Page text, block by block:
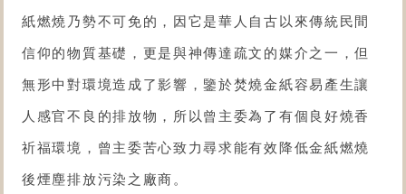
紙燃燒乃勢不可免的，因它是華人自古以來傳統民間
信仰的物質基礎，更是與神傳達疏文的媒介之一，但
無形中對環境造成了影響，鑒於焚燒金紙容易產生讓
人感官不良的排放物，所以曾主委為了有個良好燒香
祈福環境，曾主委苦心致力尋求能有效降低金紙燃燒
後煙塵排放污染之廠商。